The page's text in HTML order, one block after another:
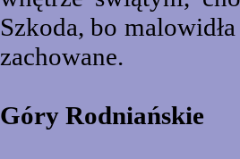
Szkoda, bo
zachowane.
Góry Rodniańskie